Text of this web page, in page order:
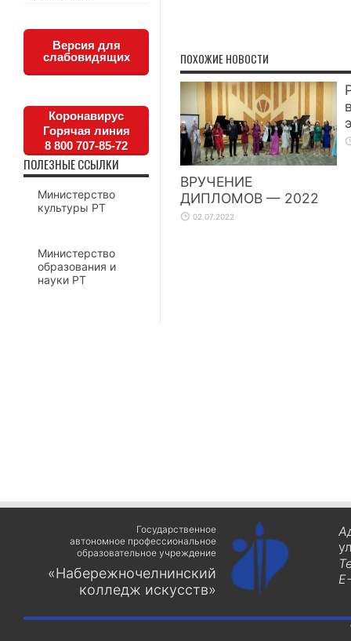
ПОХОЖИЕ НОВОСТИ
ВРУЧЕНИЕ
ДИПЛОМОВ — 2022
02.07.2022
Версия для
слабовидящих
Коронавирус
Горячая линия
8 800 707-85-72
ПОЛЕЗНЫЕ ССЫЛКИ
Министерство
культуры РТ
Министерство
образования и
науки РТ
Государственное
автономное профессиональное
образовательное учреждение
«Набережночелнинский
колледж искусств»